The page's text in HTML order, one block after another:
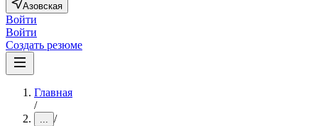
Азовская
Войти
Войти
Создать резюме
Главная
/
... /